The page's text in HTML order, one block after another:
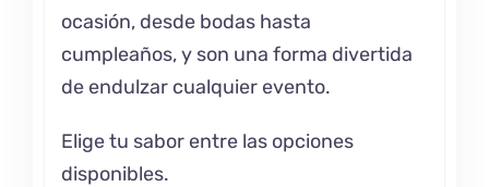
ocasión, desde bodas hasta
cumpleaños, y son una forma divertida
de endulzar cualquier evento.
Elige tu sabor entre las opciones
disponibles.